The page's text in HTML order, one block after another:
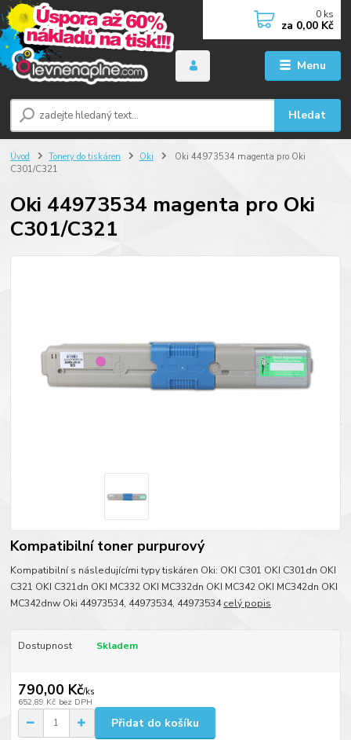
Menu
Hledat
0 ks
za 0,00 Kč
Úvod Tonery do tiskáren Oki
Oki 44973534 magenta pro Oki
C301/C321
Oki 44973534 magenta pro Oki
C301/C321
Kompatibilní toner purpurový
Kompatibilní s následujícími typy tiskáren Oki: OKI C301 OKI C301dn OKI
C321 OKI C321dn OKI MC332 OKI MC332dn OKI MC342 OKI MC342dn OKI
MC342dnw Oki 44973534, 44973534, 44973534celý popis
Dostupnost Skladem
790,00 Kč/ks
652,89 Kč bez DPH
Přidat do košíku